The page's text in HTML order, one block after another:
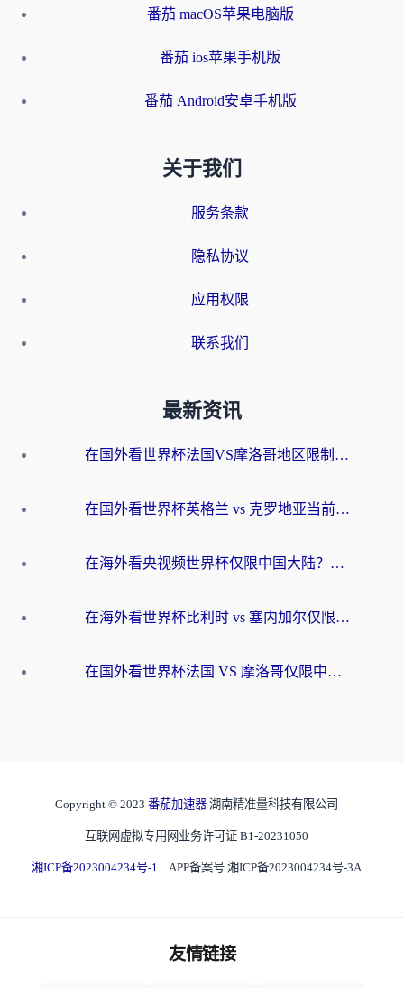
番茄 macOS苹果电脑版
番茄 ios苹果手机版
番茄 Android安卓手机版
关于我们
服务条款
隐私协议
应用权限
联系我们
最新资讯
在国外看世界杯法国VS摩洛哥地区限制？这篇指南让你流畅看中文解说无压力
在国外看世界杯英格兰 vs 克罗地亚当前地区不可播放？这篇指南帮你搞定所有海外观赛难题
在海外看央视频世界杯仅限中国大陆？这篇指南帮你解锁中文解说+无卡顿直播
在海外看世界杯比利时 vs 塞内加尔仅限中国大陆？我找到了最流畅的中文解说之路
在国外看世界杯法国 VS 摩洛哥仅限中国大陆？海外党这样看中文解说赛事不卡顿
Copyright © 2023 番茄加速器 湖南精准量科技有限公司
互联网虚拟专用网业务许可证 B1-20231050
湘ICP备2023004234号-1 APP备案号 湘ICP备2023004234号-3A
友情链接